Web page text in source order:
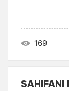
169
SAHIFANI